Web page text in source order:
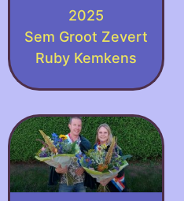
2025
Sem Groot Zevert
Ruby Kemkens